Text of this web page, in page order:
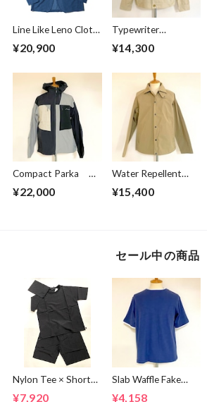
Line Like Leno Cloth
Jacket Blue
¥20,900
Typewriter
Blouson Beige
¥14,300
Compact Parka
Crazy Pattern
¥22,000
Water Repellent
Jacket Beige
¥15,400
セール中の商品
Nylon Tee × Shorts
¥7,920
Slab Waffle Fake
¥4,158